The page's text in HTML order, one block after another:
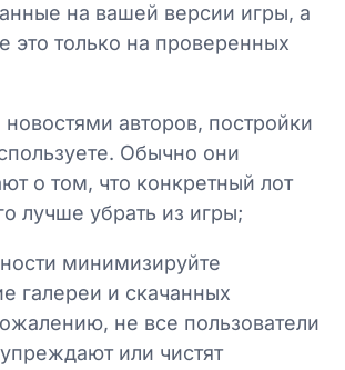
на вашей версии игры, а
это только на проверенных
авторов, постройки
Обычно они
о том, что конкретный лот
лучше убрать из игры;
минимизируйте
галереи и скачанных
не все пользователи
или чистят